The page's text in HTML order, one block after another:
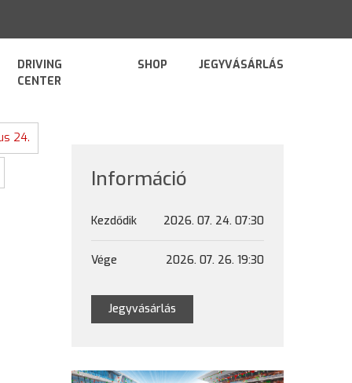
DRIVING
CENTER
SHOP JEGYVÁSÁRLÁS
24.
Információ
Kezdődik 2026. 07. 24. 07:30
Vége 2026. 07. 26. 19:30
Jegyvásárlás